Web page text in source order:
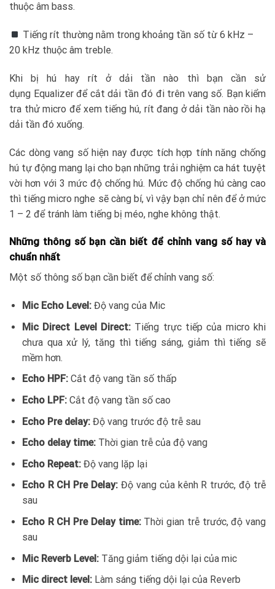
thuộc âm bass.
Tiếng rít thường nằm trong khoảng tần số từ 6 kHz –
20 kHz thuộc âm treble.
Khi bị hú hay rít ở dải tần nào thì bạn cần sử
dụng Equalizer để cắt dải tần đó đi trên vang số. Bạn kiểm
tra thử micro để xem tiếng hú, rít đang ở dải tần nào rồi hạ
dải tần đó xuống.
Các dòng vang số hiện nay được tích hợp tính năng chống
hú tự động mang lại cho bạn những trải nghiệm ca hát tuyệt
vời hơn với 3 mức độ chống hú. Mức độ chống hú càng cao
thì tiếng micro nghe sẽ càng bí, vì vậy bạn chỉ nên để ở mức
1 – 2 để tránh làm tiếng bị méo, nghe không thật.
Những thông số bạn cần biết để chỉnh vang số hay và
chuẩn nhất
Một số thông số bạn cần biết để chỉnh vang số:
Mic Echo Level:Độ vang của Mic
Mic Direct Level Direct:Tiếng trực tiếp của micro khi
chưa qua xử lý, tăng thì tiếng sáng, giảm thì tiếng sẽ
mềm hơn.
Echo HPF:Cắt độ vang tần số thấp
Echo LPF:Cắt độ vang tần số cao
Echo Pre delay:Độ vang trước độ trễ sau
Echo delay time: Thời gian trễ của độ vang
Echo Repeat: Độ vang lặp lại
Echo R CH Pre Delay: Độ vang của kênh R trước, độ trễ
sau
Echo R CH Pre Delay time: Thời gian trễ trước, độ vang
sau
Mic Reverb Level: Tăng giảm tiếng dội lại của mic
Mic direct level:Làm sáng tiếng dội lại của Reverb